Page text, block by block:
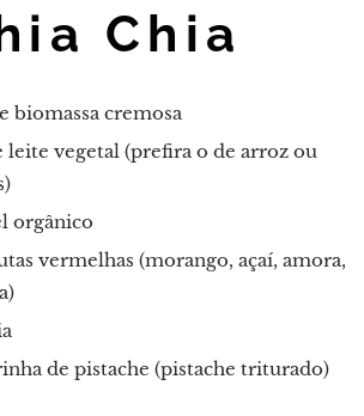
Chia
biomassa cremosa
leite vegetal (prefira o de arroz ou
orgânico
vermelhas (morango, açaí, amora,
de pistache (pistache triturado)